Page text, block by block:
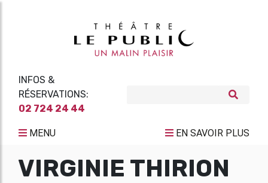
INFOS &
RÉSERVATIONS:
02 724 24 44
MENU EN SAVOIR PLUS
VIRGINIE THIRION